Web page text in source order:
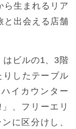
ら生まれるリア
と出会える店舗
はビルの1、3階
したテーブル
イカウンター
、フリーエリ
に区分けし、